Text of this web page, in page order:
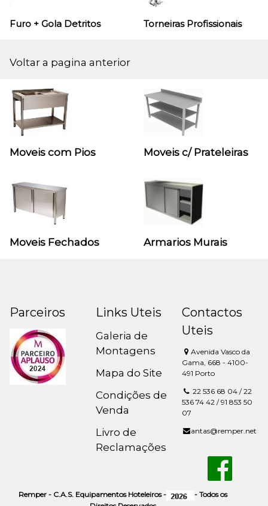
Furo + Gola Detritos Torneiras Profissionais
Voltar a pagina anterior
Moveis com Pios Moveis c/ Prateleiras
Moveis Fechados Armarios Murais
Parceiros Links Uteis
Galeria de
Montagens
Mapa do Site
Condições de
Venda
Livro de
Reclamações
Contactos
Uteis
Avenida Vasco da
Gama, 668 - 4100-
491 Porto
22 536 68 04 / 22
536 74 42 / 91 853 50
07
antas@remper.net
Remper - C.A.S. Equipamentos Hoteleiros -
- Todos os